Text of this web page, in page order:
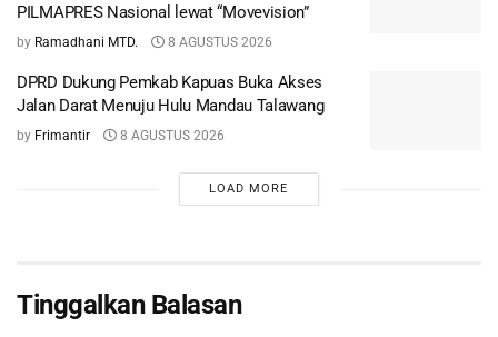
PILMAPRES Nasional lewat “Movevision”
by Ramadhani MTD. 8 AGUSTUS 2026
DPRD Dukung Pemkab Kapuas Buka Akses
Jalan Darat Menuju Hulu Mandau Talawang
by Frimantir 8 AGUSTUS 2026
LOAD MORE
Tinggalkan Balasan